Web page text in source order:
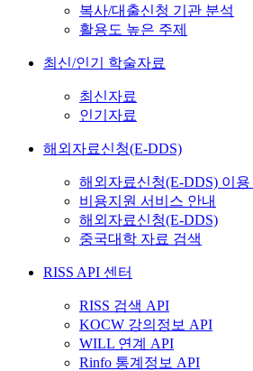
복사/대출신청 기관 분석
활용도 높은 주제
최신/인기 학술자료
최신자료
인기자료
해외자료신청(E-DDS)
해외자료신청(E-DDS) 이용
비용지원 서비스 안내
해외자료신청(E-DDS)
중국대학 자료 검색
RISS API 센터
RISS 검색 API
KOCW 강의정보 API
WILL 연계 API
Rinfo 통계정보 API